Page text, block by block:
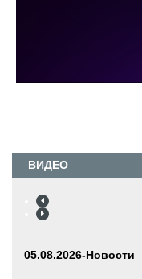
ВИДЕО
05.08.2026-Новости